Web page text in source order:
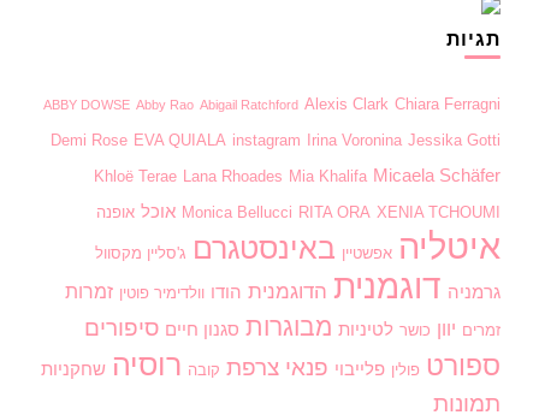
תגיות
ABBY DOWSE Abby Rao Abigail Ratchford Alexis Clark Chiara Ferragni
Demi Rose EVA QUIALA instagram Irina Voronina Jessika Gotti
Khloë Terae
Lana Rhoades Mia Khalifa Micaela Schäfer
Monica Bellucci RITA ORA XENIA TCHOUMI אוכל אופנה
איטליה אפשטיין באינסטגרם ג'סליין מקסוול
גרמניה דוגמנית הדוגמנית הודו וולדימיר פוטין זמרות
זמרים יוון כושר לטיניות מבוגרות סגנון חיים סיפורים
ספורט פולין פלייבוי פנאי צרפת קובה רוסיה שחקניות
תמונות